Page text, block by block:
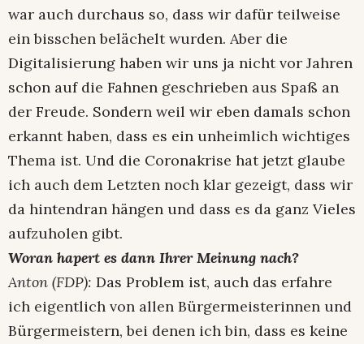
war auch durchaus so, dass wir dafür teilweise
ein bisschen belächelt wurden. Aber die
Digitalisierung haben wir uns ja nicht vor Jahren
schon auf die Fahnen geschrieben aus Spaß an
der Freude. Sondern weil wir eben damals schon
erkannt haben, dass es ein unheimlich wichtiges
Thema ist. Und die Coronakrise hat jetzt glaube
ich auch dem Letzten noch klar gezeigt, dass wir
da hintendran hängen und dass es da ganz Vieles
aufzuholen gibt.
Woran hapert es dann Ihrer Meinung nach?
Anton (FDP): Das Problem ist, auch das erfahre
ich eigentlich von allen Bürgermeisterinnen und
Bürgermeistern, bei denen ich bin, dass es keine